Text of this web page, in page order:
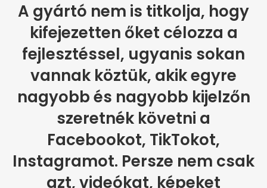
A gyártó nem is titkolja, hogy
kifejezetten őket célozza a
fejlesztéssel, ugyanis sokan
vannak köztük, akik egyre
nagyobb és nagyobb kijelzőn
szeretnék követni a
Facebookot, TikTokot,
Instagramot. Persze nem csak
azt, videókat, képeket